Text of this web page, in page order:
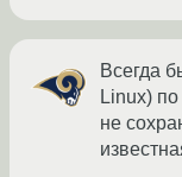
Всегда
Linux)
не